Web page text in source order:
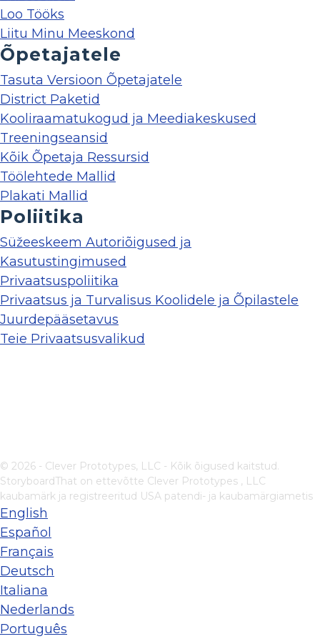
Loo Tööks
Liitu Minu Meeskond
Õpetajatele
Tasuta Versioon Õpetajatele
District Paketid
Kooliraamatukogud ja Meediakeskused
Treeningseansid
Kõik Õpetaja Ressursid
Töölehtede Mallid
Plakati Mallid
Poliitika
Süžeeskeem Autoriõigused ja
Kasutustingimused
Privaatsuspoliitika
Privaatsus ja Turvalisus Koolidele ja Õpilastele
Juurdepääsetavus
Teie Privaatsusvalikud
© 2026 - Clever Prototypes, LLC - Kõik õigused kaitstud.
StoryboardThat on ettevõtte Clever Prototypes , LLC
kaubamärk ja registreeritud USA patendi- ja kaubamärgiametis
English
Español
Français
Deutsch
Italiana
Nederlands
Português